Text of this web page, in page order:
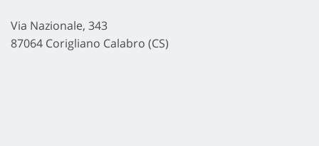
Via Nazionale, 343
87064 Corigliano Calabro (CS)